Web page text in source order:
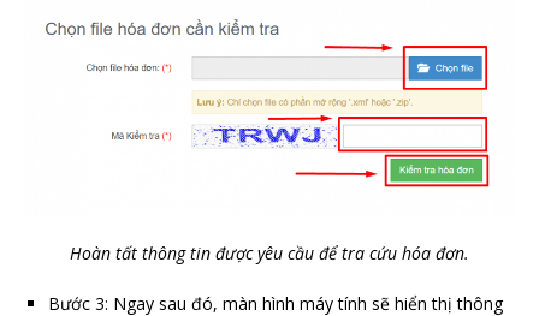
Hoàn tất thông tin được yêu cầu để tra cứu hóa đơn.
Bước 3: Ngay sau đó, màn hình máy tính sẽ hiển thị thông